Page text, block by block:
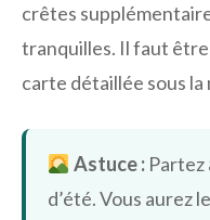
crêtes
tranquilles. Il faut
carte détaillée sous la
Astuce :Partez
d’été. Vous aurez